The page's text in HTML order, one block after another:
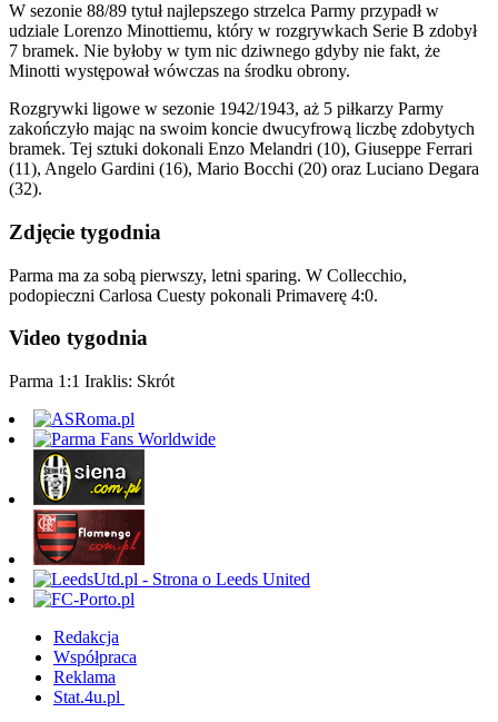
W sezonie 88/89 tytuł najlepszego strzelca Parmy przypadł w
udziale Lorenzo Minottiemu, który w rozgrywkach Serie B zdobył
7 bramek. Nie byłoby w tym nic dziwnego gdyby nie fakt, że
Minotti występował wówczas na środku obrony.
Rozgrywki ligowe w sezonie 1942/1943, aż 5 piłkarzy Parmy
zakończyło mając na swoim koncie dwucyfrową liczbę zdobytych
bramek. Tej sztuki dokonali Enzo Melandri (10), Giuseppe Ferrari
(11), Angelo Gardini (16), Mario Bocchi (20) oraz Luciano Degara
(32).
Zdjęcie tygodnia
Parma ma za sobą pierwszy, letni sparing. W Collecchio,
podopieczni Carlosa Cuesty pokonali Primaverę 4:0.
Video tygodnia
Parma 1:1 Iraklis: Skrót
Redakcja
Współpraca
Reklama
Stat.4u.pl